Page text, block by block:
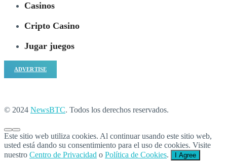
Casinos
Cripto Casino
Jugar juegos
ADVERTISE
© 2024 NewsBTC. Todos los derechos reservados.
Este sitio web utiliza cookies. Al continuar usando este sitio web,
usted está dando su consentimiento para el uso de cookies. Visite
nuestro Centro de Privacidad o Política de Cookies. I Agree